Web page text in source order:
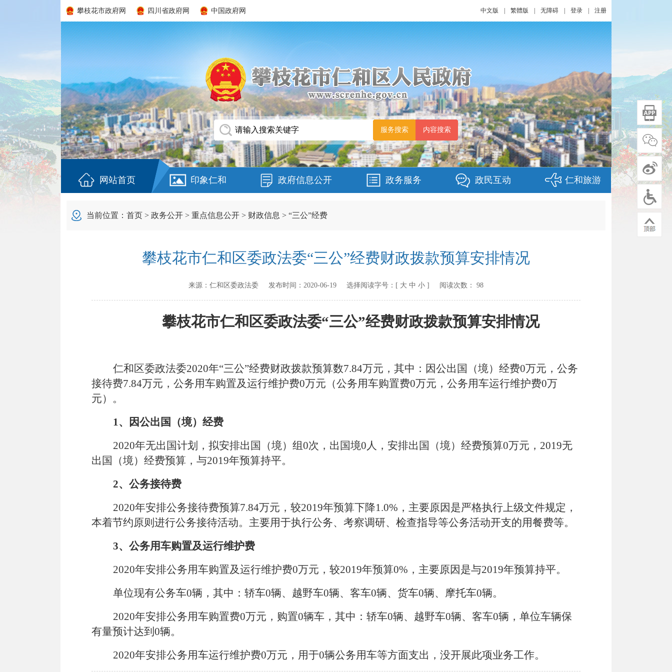
攀枝花市政府网 四川省政府网 中国政府网 中文版 繁體版 无障碍 登录 注册
网站首页 印象仁和 政府信息公开 政务服务 政民互动 仁和旅游
当前位置： 首页 > 政务公开 > 重点信息公开 > 财政信息 > “三公”经费
攀枝花市仁和区委政法委“三公”经费财政拨款预算安排情况
来源： 仁和区委政法委 发布时间： 2020-06-19 选择阅读字号：[ 大 中 小 ] 阅读次数： 98
攀枝花市仁和区委政法委“三公”经费财政拨款预算安排情况
仁和区委政法委2020年“三公”经费财政拨款预算数7.84万元，其中：因公出国（境）经费0万元，公务
接待费7.84万元，公务用车购置及运行维护费0万元（公务用车购置费0万元，公务用车运行维护费0万
元）。
1、
因公出国（境）经费
2020年无出国计划，拟安排出国（境）组0次，出国境0人，安排出国（境）经费预算0万元，2019无
出国（境）经费预算，与2019年预算持平。
2、 公务接待费
2020年安排公务接待费预算7.84万元，较2019年预算下降1.0%，主要原因是严格执行上级文件规定，
本着节约原则进行公务接待活动。主要用于执行公务、考察调研、检查指导等公务活动开支的用餐费等。
3、 公务用车购置及运行维护费
2020年安排公务用车购置及运行维护费0万元，较2019年预算0%，主要原因是与2019年预算持平。
单位现有公务车0辆，其中：轿车0辆、越野车0辆、客车0辆、货车0辆、摩托车0辆。
2020年安排公务用车购置费0万元，购置0辆车，其中：轿车0辆、越野车0辆、客车0辆，单位车辆保
有量预计达到0辆。
2020年安排公务用车运行维护费0万元，用于0辆公务用车等方面支出，没开展此项业务工作。